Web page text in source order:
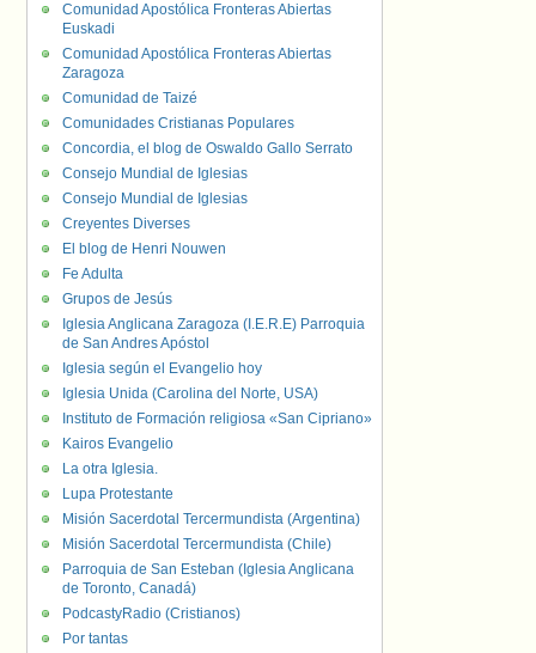
Comunidad Apostólica Fronteras Abiertas
Euskadi
Comunidad Apostólica Fronteras Abiertas
Zaragoza
Comunidad de Taizé
Comunidades Cristianas Populares
Concordia, el blog de Oswaldo Gallo Serrato
Consejo Mundial de Iglesias
Consejo Mundial de Iglesias
Creyentes Diverses
El blog de Henri Nouwen
Fe Adulta
Grupos de Jesús
Iglesia Anglicana Zaragoza (I.E.R.E) Parroquia
de San Andres Apóstol
Iglesia según el Evangelio hoy
Iglesia Unida (Carolina del Norte, USA)
Instituto de Formación religiosa «San Cipriano»
Kairos Evangelio
La otra Iglesia.
Lupa Protestante
Misión Sacerdotal Tercermundista (Argentina)
Misión Sacerdotal Tercermundista (Chile)
Parroquia de San Esteban (Iglesia Anglicana
de Toronto, Canadá)
PodcastyRadio (Cristianos)
Por tantas